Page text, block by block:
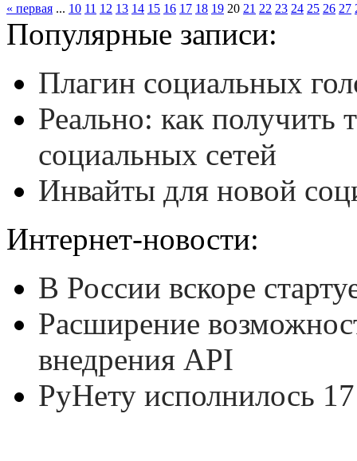
« первая ... 10 11 12 13 14 15 16 17 18 19 20 21 22 23 24 25 26 27
Популярные записи:
Плагин социальных
Реально: как получить
социальных сетей
Инвайты для новой
Интернет-новости:
В России вскоре
Расширение
внедрения API
РуНету исполнилось